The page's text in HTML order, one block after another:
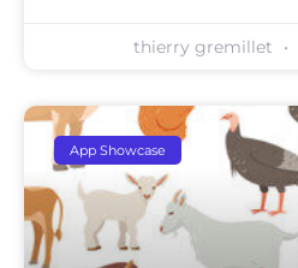
thierry gremillet
App Showcase